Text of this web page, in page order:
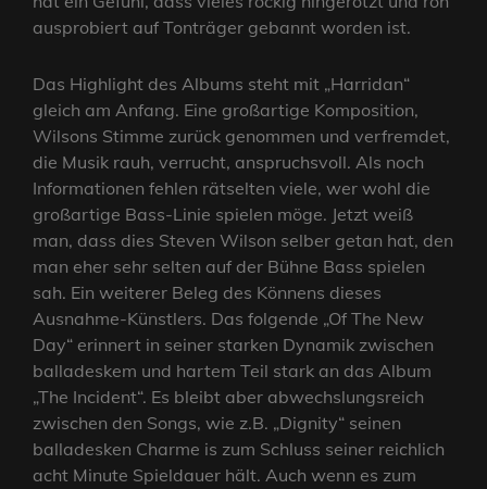
ausprobiert auf Tonträger gebannt worden ist.
Das Highlight des Albums steht mit „Harridan“
gleich am Anfang. Eine großartige Komposition,
Wilsons Stimme zurück genommen und verfremdet,
die Musik rauh, verrucht, anspruchsvoll. Als noch
Informationen fehlen rätselten viele, wer wohl die
großartige Bass-Linie spielen möge. Jetzt weiß
man, dass dies Steven Wilson selber getan hat, den
man eher sehr selten auf der Bühne Bass spielen
sah. Ein weiterer Beleg des Könnens dieses
Ausnahme-Künstlers. Das folgende „Of The New
Day“ erinnert in seiner starken Dynamik zwischen
balladeskem und hartem Teil stark an das Album
„The Incident“. Es bleibt aber abwechslungsreich
zwischen den Songs, wie z.B. „Dignity“ seinen
balladesken Charme is zum Schluss seiner reichlich
acht Minute Spieldauer hält. Auch wenn es zum